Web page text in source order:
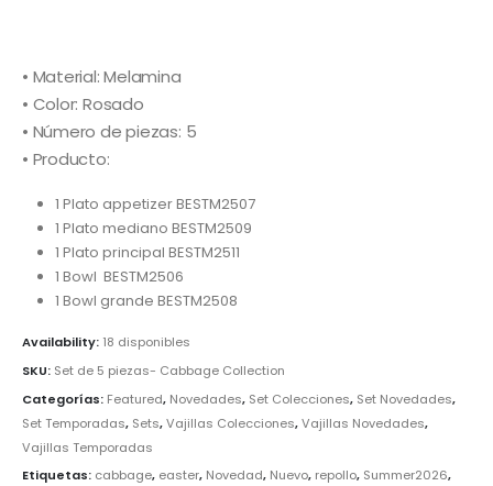
• Material: Melamina
• Color: Rosado
• Número de piezas: 5
• Producto:
1 Plato appetizer BESTM2507
1 Plato mediano BESTM2509
1 Plato principal BESTM2511
1 Bowl BESTM2506
1 Bowl grande BESTM2508
Availability: 18 disponibles
SKU: Set de 5 piezas- Cabbage Collection
Categorías: Featured, Novedades, Set Colecciones, Set Novedades,
Set Temporadas, Sets,Vajillas Colecciones,Vajillas Novedades,
Vajillas Temporadas
Etiquetas: cabbage, easter, Novedad, Nuevo, repollo, Summer2026,